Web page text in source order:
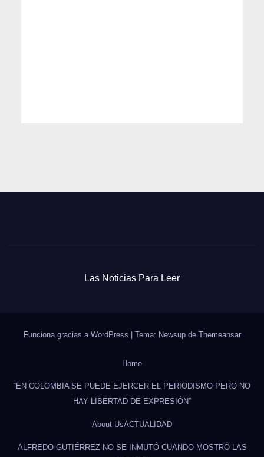
Las Noticias Para Leer
Funciona gracias a WordPress Tema: Newsup de Themeansar
Home
“EN COLOMBIA SE PUEDE EJERCER EL PERIODISMO PERO NO
HAY LIBERTAD DE EXPRESIÓN”
About UsACTUALIDAD
ALFREDO GUTIÉRREZ NO SE INMUTÓ CUANDO MOSTRÓ LAS